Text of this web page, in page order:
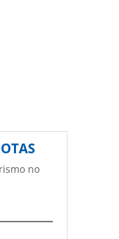
no